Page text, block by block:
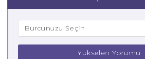
Yükselen Yorumu